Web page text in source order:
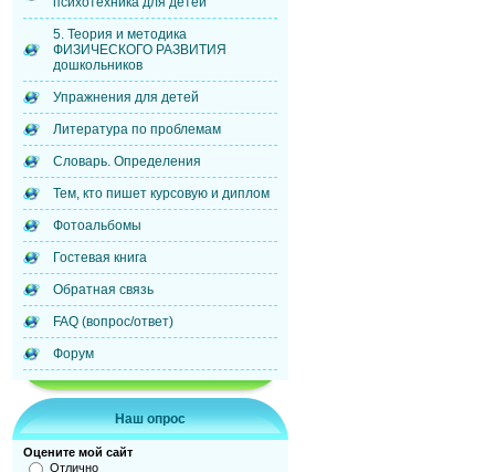
5. Теория и методика
ФИЗИЧЕСКОГО РАЗВИТИЯ
дошкольников
Упражнения для детей
Литература по проблемам
Словарь. Определения
Тем, кто пишет курсовую и диплом
Фотоальбомы
Гостевая книга
Обратная связь
FAQ (вопрос/ответ)
Форум
Наш опрос
Оцените мой сайт
Отлично